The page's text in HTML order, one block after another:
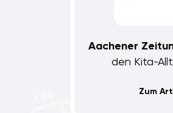
Aachener
den Kita-
Zum